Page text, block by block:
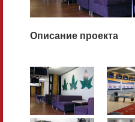
Описание проекта